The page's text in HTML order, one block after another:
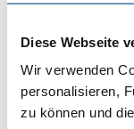
Diese Webseite
Wir verwenden
personalisieren,
zu können und
Grundschule